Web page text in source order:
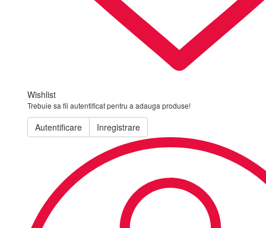
Wishlist
Trebuie sa fii autentificat pentru a adauga produse!
Autentificare Inregistrare